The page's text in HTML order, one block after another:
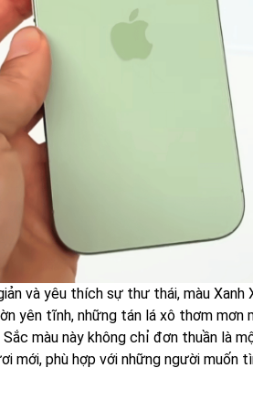
và yêu thích sự thư thái, màu
yên tĩnh, những tán lá xô thơm
màu này không chỉ đơn thuần là
mới, phù hợp với những người muốn